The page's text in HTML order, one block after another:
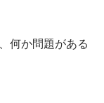
何か問題がある